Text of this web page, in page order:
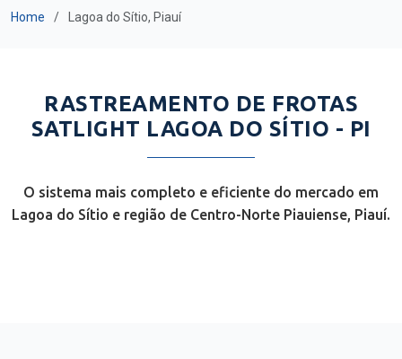
Home Lagoa do Sítio, Piauí
RASTREAMENTO DE FROTAS
SATLIGHT LAGOA DO SÍTIO - PI
O sistema mais completo e eficiente do mercado em
Lagoa do Sítio e região de Centro-Norte Piauiense, Piauí.